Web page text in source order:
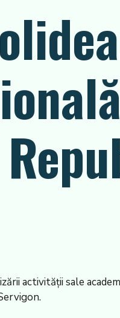
activității sale